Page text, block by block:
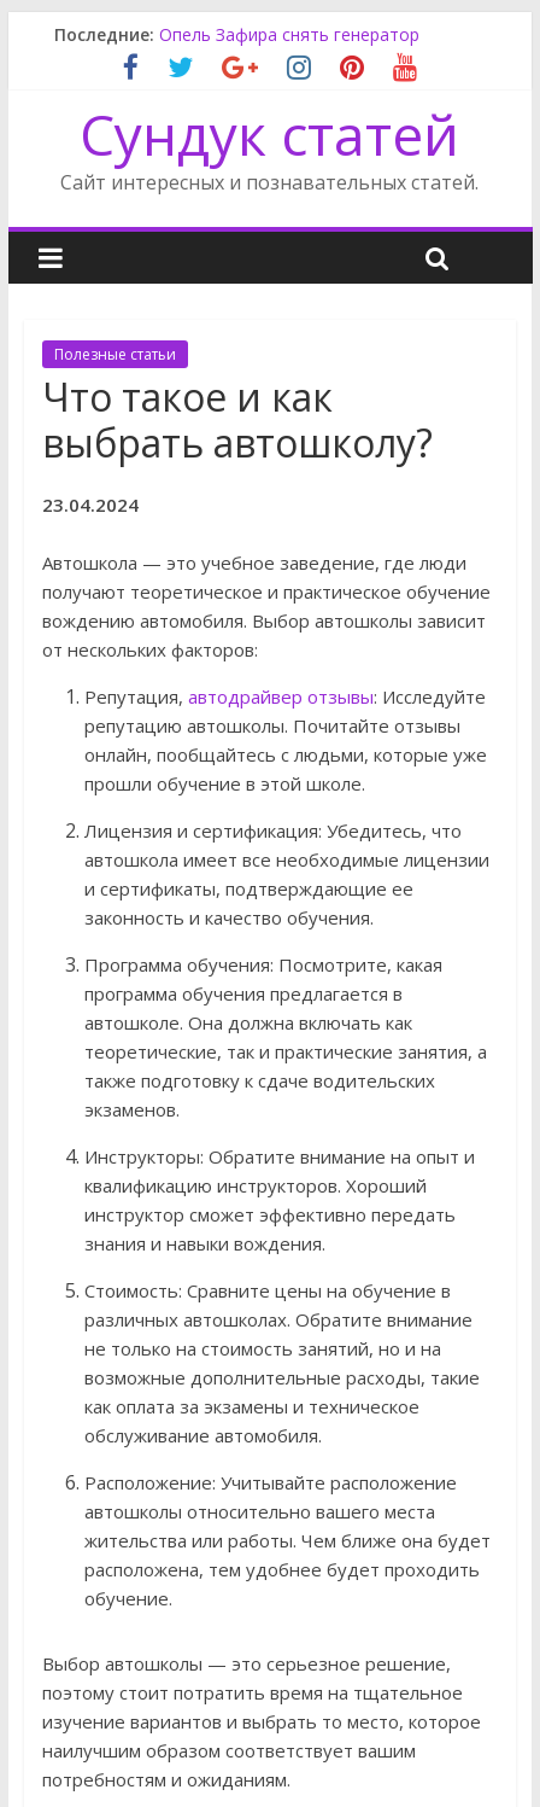
Последние: Опель Зафира снять генератор
Фильтр масляный Вольво s60
Топливный фильтр Вольво s60
Как наладить отношения с подростком
Сундук статей
Сайт интересных и познавательных статей.
Полезные статьи
Что такое и как
выбрать автошколу?
23.04.2024
Автошкола — это учебное заведение, где люди
получают теоретическое и практическое обучение
вождению автомобиля. Выбор автошколы зависит
от нескольких факторов:
Репутация, автодрайвер отзывы: Исследуйте
репутацию автошколы. Почитайте отзывы
онлайн, пообщайтесь с людьми, которые уже
прошли обучение в этой школе.
Лицензия и сертификация: Убедитесь, что
автошкола имеет все необходимые лицензии
и сертификаты, подтверждающие ее
законность и качество обучения.
Программа обучения: Посмотрите, какая
программа обучения предлагается в
автошколе. Она должна включать как
теоретические, так и практические занятия, а
также подготовку к сдаче водительских
экзаменов.
Инструкторы: Обратите внимание на опыт и
квалификацию инструкторов. Хороший
инструктор сможет эффективно передать
знания и навыки вождения.
Стоимость: Сравните цены на обучение в
различных автошколах. Обратите внимание
не только на стоимость занятий, но и на
возможные дополнительные расходы, такие
как оплата за экзамены и техническое
обслуживание автомобиля.
Расположение: Учитывайте расположение
автошколы относительно вашего места
жительства или работы. Чем ближе она будет
расположена, тем удобнее будет проходить
обучение.
Выбор автошколы — это серьезное решение,
поэтому стоит потратить время на тщательное
изучение вариантов и выбрать то место, которое
наилучшим образом соответствует вашим
потребностям и ожиданиям.